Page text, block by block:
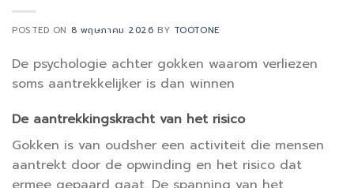
POSTED ON 8 พฤษภาคม 2026 BY TOOTONE
De psychologie achter gokken waarom verliezen
soms aantrekkelijker is dan winnen
De aantrekkingskracht van het risico
Gokken is van oudsher een activiteit die mensen
aantrekt door de opwinding en het risico dat